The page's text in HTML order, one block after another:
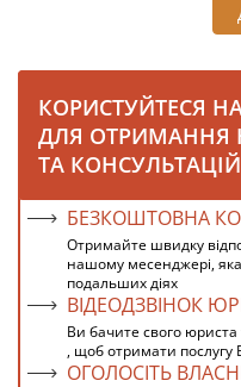
КОРИСТУЙТЕСЯ
ДЛЯ ОТРИМАННЯ
ТА КОНСУЛЬТАЦІЙ
БЕЗКОШТОВНА
Отримайте швидку
нашому месенджері,
подальших діях
ВІДЕОДЗВІНОК
Ви бачите свого юриста
, щоб отримати послугу
ОГОЛОСІТЬ